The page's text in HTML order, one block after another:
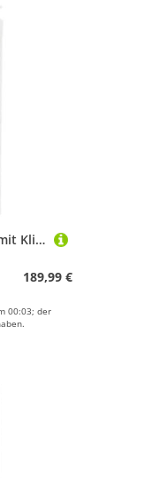
Potenza Sprossenwand mit Klimmzugstange Pull Up Bar Turngeräte Fitness Turnwand Klettergerüst bis 250kg Kletterwand Gym Sportgerät für Erwachsene Heim Turnhalle (Schwarz - mit Klimmzugstange)
189,99 €
00:03; der